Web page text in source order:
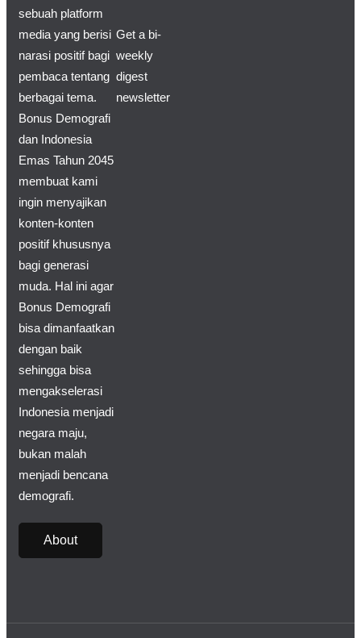
sebuah platform
media yang berisi
narasi positif bagi
pembaca tentang
berbagai tema.
Bonus Demografi
dan Indonesia
Emas Tahun 2045
membuat kami
ingin menyajikan
konten-konten
positif khususnya
bagi generasi
muda. Hal ini agar
Bonus Demografi
bisa dimanfaatkan
dengan baik
sehingga bisa
mengakselerasi
Indonesia menjadi
negara maju,
bukan malah
menjadi bencana
demografi.
About
Get a bi-
weekly
digest
newsletter